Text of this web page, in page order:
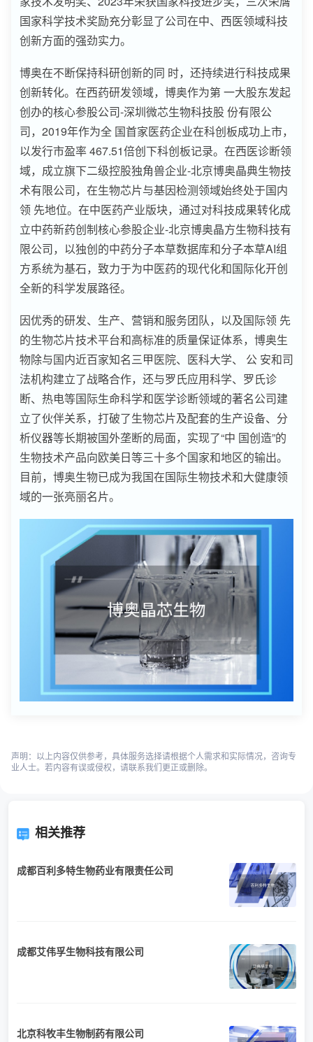
国家科学技术奖励充分彰显了公司在中、西医领域科技
创新方面的强劲实力。
博奥在不断保持科研创新的同 时，还持续进行科技成果
创新转化。在西药研发领域，博奥作为第 一大股东发起
创办的核心参股公司-深圳微芯生物科技股 份有限公
司，2019年作为全 国首家医药企业在科创板成功上市，
以发行市盈率 467.51倍创下科创板记录。在西医诊断领
域，成立旗下二级控股独角兽企业-北京博奥晶典生物技
术有限公司，在生物芯片与基因检测领域始终处于国内
领 先地位。在中医药产业版块，通过对科技成果转化成
立中药新药创制核心参股企业-北京博奥晶方生物科技有
限公司，以独创的中药分子本草数据库和分子本草AI组
方系统为基石，致力于为中医药的现代化和国际化开创
全新的科学发展路径。
因优秀的研发、生产、营销和服务团队，以及国际领 先
的生物芯片技术平台和高标准的质量保证体系，博奥生
物除与国内近百家知名三甲医院、医科大学、 公 安和司
法机构建立了战略合作，还与罗氏应用科学、罗氏诊
断、热电等国际生命科学和医学诊断领域的著名公司建
立了伙伴关系，打破了生物芯片及配套的生产设备、分
析仪器等长期被国外垄断的局面，实现了“中 国创造”的
生物技术产品向欧美日等三十多个国家和地区的输出。
目前，博奥生物已成为我国在国际生物技术和大健康领
域的一张亮丽名片。
声明：以上内容仅供参考，具体服务选择请根据个人需求和实际情况，咨询专
业人士。若内容有误或侵权，请联系我们更正或删除。
相关推荐
成都百利多特生物药业有限责任公司
成都艾伟孚生物科技有限公司
北京科牧丰生物制药有限公司